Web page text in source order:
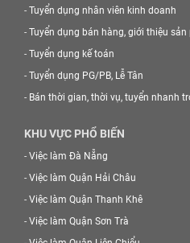
- Tuyển dụng nhân viên kinh doanh
- Tuyển dụng bán hàng, giới thiệu sản
- Tuyển dụng kế toán
- Tuyển dụng PG/PB, Lễ Tân
- Bán thời gian, thời vụ, tuyển nhanh
KHU VỰC PHỔ BIẾN
- Việc làm Đà Nẵng
- Việc làm Quận Hải Châu
- Việc làm Quận Thanh Khê
- Việc làm Quận Sơn Trà